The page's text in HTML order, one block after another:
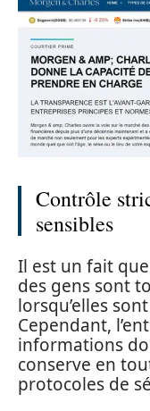
Contrôle
sensibles
Il est un fait
des gens sont
lorsqu’elles
Cependant,
informations
conserve en
protocoles de